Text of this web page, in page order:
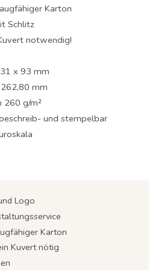
Karton
Schlitz
notwendig!
x 93 mm
mm
260 g/m²
und stempelbar
Logo
Karton
Kuvert nötig